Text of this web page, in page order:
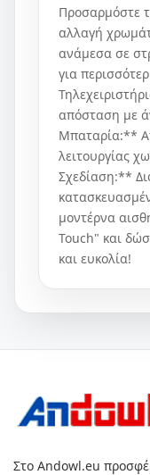
Προσαρμόστε
αλλαγή
ανάμεσα σε
για
απόσταση με
Μπαταρία:**
λειτουργίας
Σχεδίαση:**
μοντέρνα
Touch" και
και ευκολία!
Στο Andowl.eu